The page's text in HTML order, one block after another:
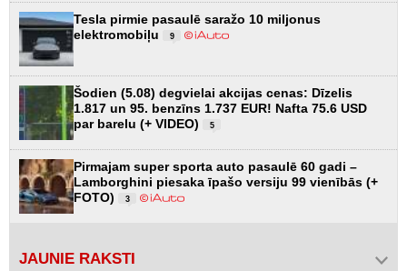
Tesla pirmie pasaulē saražo 10 miljonus
elektromobiļu
9
Šodien (5.08) degvielai akcijas cenas: Dīzelis
1.817 un 95. benzīns 1.737 EUR! Nafta 75.6 USD
par barelu (+ VIDEO)
5
Pirmajam super sporta auto pasaulē 60 gadi –
Lamborghini piesaka īpašo versiju 99 vienībās (+
FOTO)
3
JAUNIE RAKSTI